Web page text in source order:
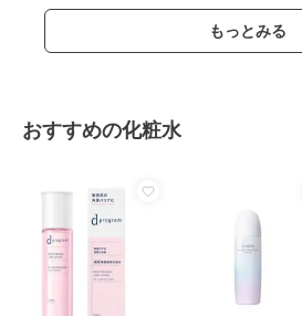
もっとみる
おすすめの化粧水